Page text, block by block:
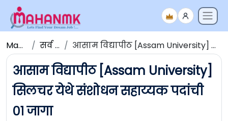
Maha NMK सर्व जाहिराती आसाम विद्यापीठ [Assam University] सिलचर येथे संशोधन सहाय्यक पदांची ०१ जागा
आसाम विद्यापीठ [Assam University]
सिलचर येथे संशोधन सहाय्यक पदांची
०१ जागा